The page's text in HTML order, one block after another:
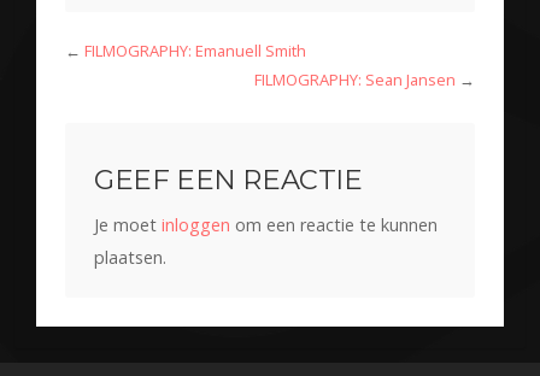
← FILMOGRAPHY: Emanuell Smith
FILMOGRAPHY: Sean Jansen →
GEEF EEN REACTIE
Je moet inloggen om een reactie te kunnen
plaatsen.